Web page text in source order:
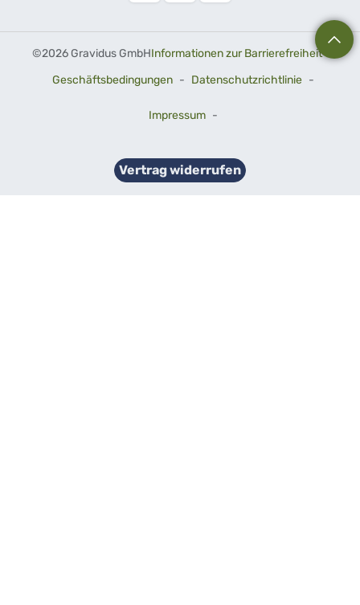
©2026 Gravidus GmbHInformationen zur Barrierefreiheit-
Geschäftsbedingungen - Datenschutzrichtlinie -
Impressum -
Vertrag widerrufen